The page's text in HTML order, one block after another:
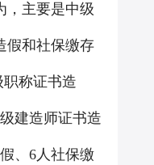
，主要是中级
假和社保缴存
职称证书造
建造师证书造
、 6人社保缴